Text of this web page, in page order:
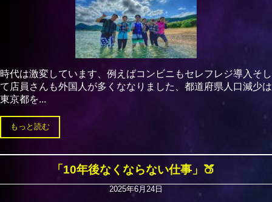
時代は激変しています、例えばコンビニもセレフレジ導入そし
て店員さんも外国人が多くななりました、都道府県人口減少は
東京都を...
もっと読む
「10年後なくならない仕事」🍑
2025年6月24日